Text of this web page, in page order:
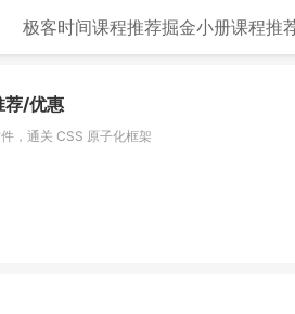
极客时间课程推荐掘金小册课程推
荐/优惠
，通关 CSS 原子化框架